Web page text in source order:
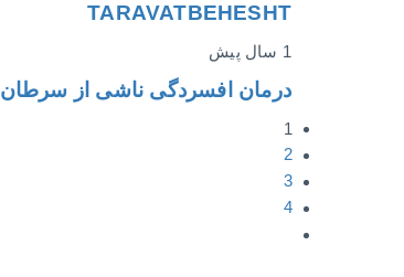
TARAVATBEHESHT
1 سال پیش
درمان افسردگی ناشی از سرطان
1
2
3
4